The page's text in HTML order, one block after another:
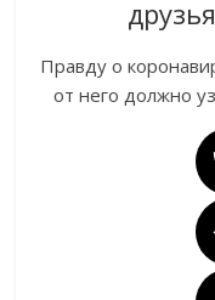
Правду о
от него должно